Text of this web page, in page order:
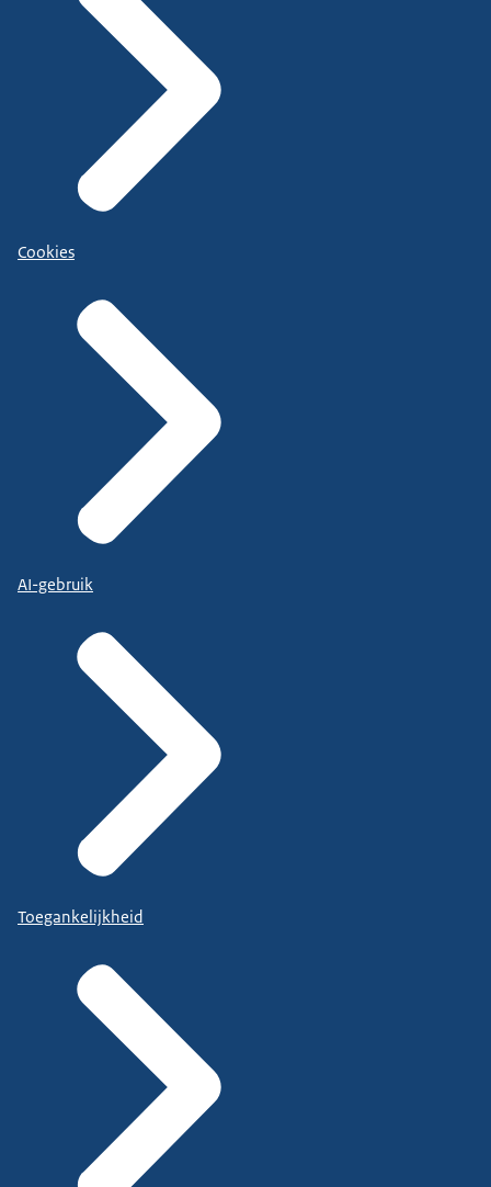
Cookies
AI-gebruik
Toegankelijkheid